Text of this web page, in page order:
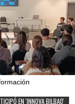
EN 'INNOVA BILBAO'